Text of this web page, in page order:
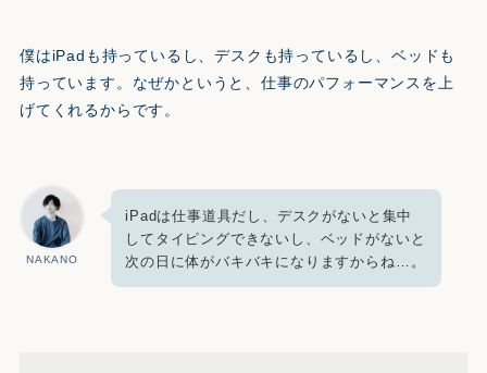
僕はiPadも持っているし、デスクも持っているし、ベッドも
持っています。なぜかというと、仕事のパフォーマンスを上
げてくれるからです。
NAKANO
iPadは仕事道具だし、デスクがないと集中
してタイピングできないし、ベッドがないと
次の日に体がバキバキになりますからね…。